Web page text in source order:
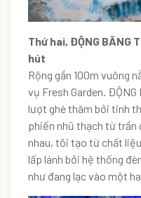
Thứ hai, ĐỘNG BĂNG
hút
Rộng gần 100m vuông
vụ Fresh Garden.
lượt ghé thăm bởi tinh
phiến nhũ thạch từ trần
nhau, tôi tạo từ chất
lấp lánh bởi hệ thống
như đang lạc vào một